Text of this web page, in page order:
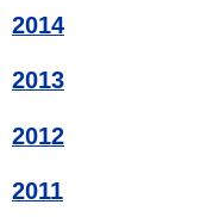
2014
2013
2012
2011